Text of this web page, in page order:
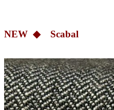
NEW ◆ Scabal